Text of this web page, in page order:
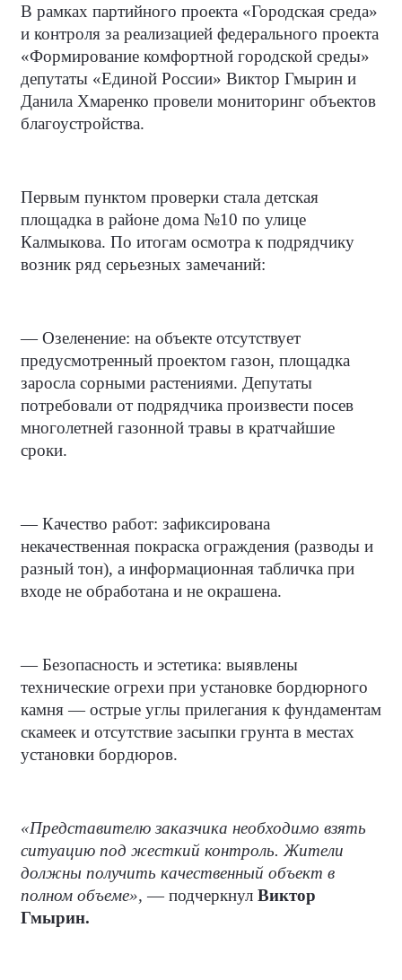
В рамках партийного проекта «Городская среда»
и контроля за реализацией федерального проекта
«Формирование комфортной городской среды»
депутаты «Единой России» Виктор Гмырин и
Данила Хмаренко провели мониторинг объектов
благоустройства.
Первым пунктом проверки стала детская
площадка в районе дома №10 по улице
Калмыкова. По итогам осмотра к подрядчику
возник ряд серьезных замечаний:
— Озеленение: на объекте отсутствует
предусмотренный проектом газон, площадка
заросла сорными растениями. Депутаты
потребовали от подрядчика произвести посев
многолетней газонной травы в кратчайшие
сроки.
— Качество работ: зафиксирована
некачественная покраска ограждения (разводы и
разный тон), а информационная табличка при
входе не обработана и не окрашена.
— Безопасность и эстетика: выявлены
технические огрехи при установке бордюрного
камня — острые углы прилегания к фундаментам
скамеек и отсутствие засыпки грунта в местах
установки бордюров.
«Представителю заказчика необходимо взять
ситуацию под жесткий контроль. Жители
должны получить качественный объект в
полном объеме», — подчеркнул Виктор
Гмырин.